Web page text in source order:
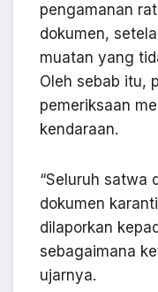
pengamanan
dokumen,
muatan yang
Oleh sebab itu,
pemeriksaan
kendaraan.
“Seluruh satwa
dokumen
dilaporkan
sebagaimana
ujarnya.